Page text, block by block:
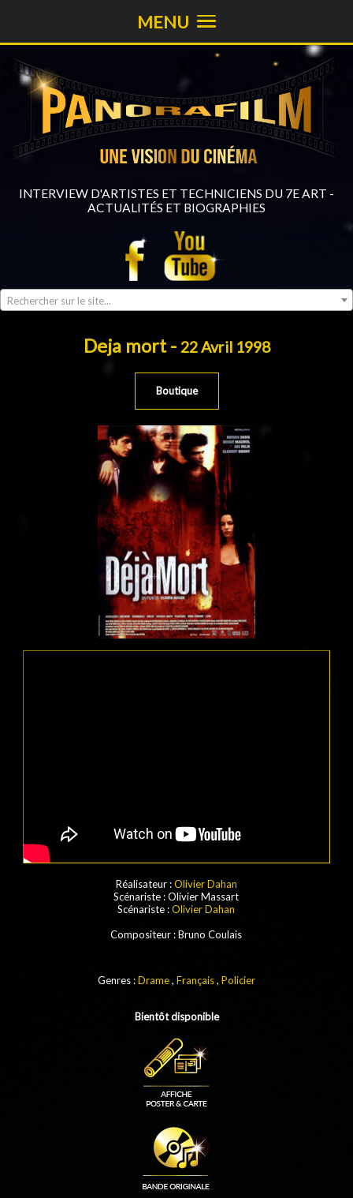
INTERVIEW D'ARTISTES ET TECHNICIENS DU 7E ART -
ACTUALITÉS ET BIOGRAPHIES
Rechercher sur le site...
MENU
Deja mort - 22 Avril 1998
Boutique
Réalisateur :Olivier Dahan
Scénariste : Olivier Massart
Scénariste :Olivier Dahan
Compositeur : Bruno Coulais
Genres :Drame, Français, Policier
Bientôt disponible